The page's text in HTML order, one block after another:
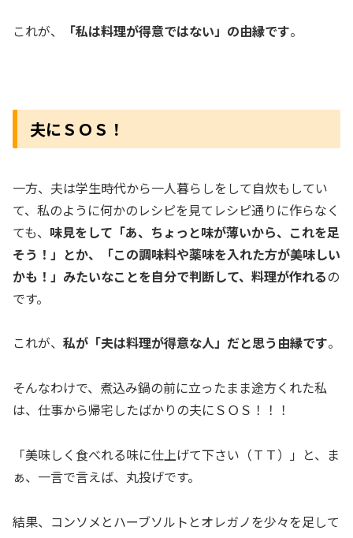
これが、 「私は料理が得意ではない」の由縁です。
夫にＳＯＳ！
一方、夫は学生時代から一人暮らしをして自炊もしてい
て、私のように何かのレシピを見てレシピ通りに作らなく
ても、 味見をして「あ、ちょっと味が薄いから、これを足
そう！」とか、「この調味料や薬味を入れた方が美味しい
かも！」みたいなことを自分で判断して、料理が作れるの
です。
これが、 私が「夫は料理が得意な人」だと思う由縁です。
そんなわけで、煮込み鍋の前に立ったまま途方くれた私
は、仕事から帰宅したばかりの夫にＳＯＳ！！！
「美味しく食べれる味に仕上げて下さい（ＴＴ）」と、ま
ぁ、一言で言えば、丸投げです。
結果、コンソメとハーブソルトとオレガノを少々を足して